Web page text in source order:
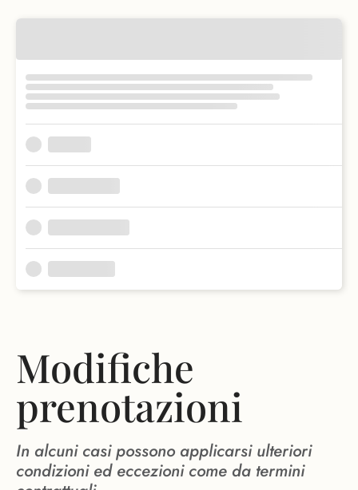
Modifiche
prenotazioni
In alcuni casi possono applicarsi ulteriori
condizioni ed eccezioni come da termini